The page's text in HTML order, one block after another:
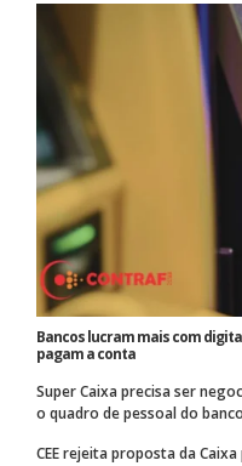
Bancos lucram mais com
pagam a conta
Super Caixa precisa ser
o quadro de pessoal do banco
CEE rejeita proposta da